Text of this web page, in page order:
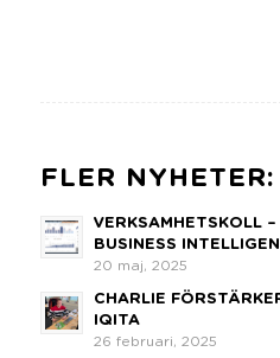
FLER NYHETER:
VERKSAMHETSKOLL
BUSINESS
20 maj, 2025
CHARLIE
IQITA
26 februari, 2025